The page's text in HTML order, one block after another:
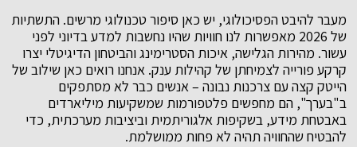
מעבר להיבט הפסיכולוגי, יש כאן סיפור טכנולוגי מרשים. התשתיות
של 2026 מאפשרות לנו חוויות שהיו נחשבות למדע בדיוני לפני
עשור. מהירות הגלישה, איכות הסטרימינג והביטחון הדיגיטלי יצרו
קרקע פורייה לצמיחתן של קהילות ענק. אנחנו רואים כאן שילוב של
הייטק קצה עם צרכנות נבונה – אנשים כבר לא מסתפקים
ב"בערך", הם מחפשים פלטפורמות שמשקיעות מיליארדים
באבטחת מידע, בשקיפות אלגוריתמית וביציבות מערכתית, כדי
להבטיח שהחוויה תהיה לא פחות ממושלמת.